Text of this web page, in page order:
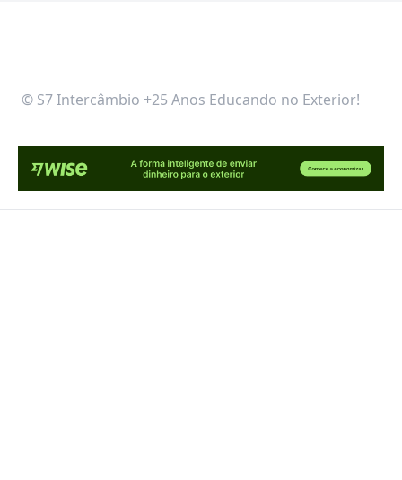
© S7 Intercâmbio +25 Anos Educando no Exterior!